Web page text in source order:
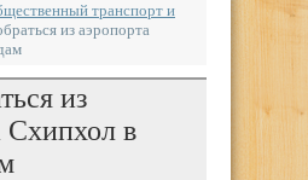
транспорт и
из аэропорта
из
Схипхол в